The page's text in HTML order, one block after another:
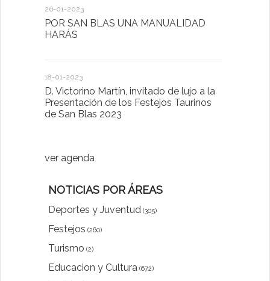
26-01-2023
POR SAN BLAS UNA MANUALIDAD
HARÁS
18-01-2023
D. Victorino Martín, invitado de lujo a la
Presentación de los Festejos Taurinos
de San Blas 2023
ver agenda
NOTICIAS POR ÁREAS
Deportes y Juventud (305)
Festejos (260)
Turismo (2)
Educacion y Cultura (672)